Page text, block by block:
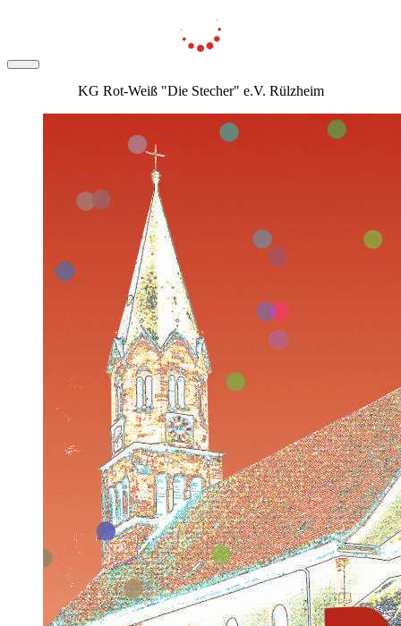
KG Rot-Weiß "Die Stecher" e.V. Rülzheim